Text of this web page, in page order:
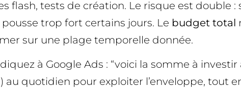
flash, tests de création. Le risque est
trop fort certains jours. Le budget total
sur une plage temporelle donnée.
à Google Ads : “voici la somme à
au quotidien pour exploiter l’enveloppe, tout